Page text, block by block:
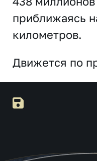
приближаясь
километров.
Движется по